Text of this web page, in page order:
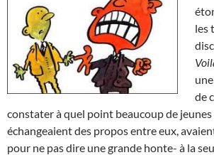
les
de
constater à quel point beaucoup de jeunes
échangeaient des propos entre eux,
pour ne pas dire une grande honte- à la